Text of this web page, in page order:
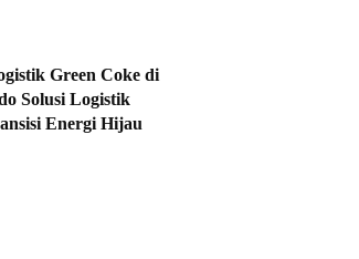
Green Coke di
Solusi Logistik
Energi Hijau